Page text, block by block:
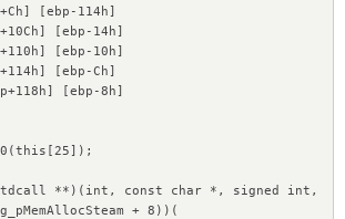
[ebp-114h]
[ebp-14h]
[ebp-10h]
[ebp-Ch]
[ebp-8h]
+ 8))(